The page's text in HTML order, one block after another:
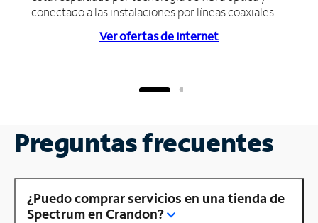
conectado a las instalaciones por líneas coaxiales.
Ver ofertas de Internet
Preguntas frecuentes
¿Puedo comprar servicios en una tienda de
Spectrum en Crandon?